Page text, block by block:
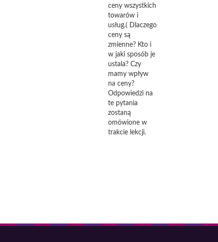
ceny wszystkich
towarów i
usług.( Dlaczego
ceny są
zmienne? Kto i
w jaki sposób je
ustala? Czy
mamy wpływ
na ceny?
Odpowiedzi na
te pytania
zostaną
omówione w
trakcie lekcji.